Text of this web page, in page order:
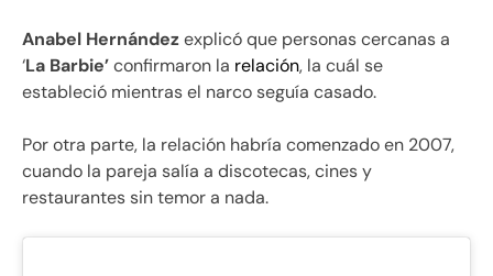
Anabel Hernándezexplicó que personas cercanas a
‘La Barbie’confirmaron la relación, la cuál se
estableció mientras el narco seguía casado.
Por otra parte, la relación habría comenzado en 2007,
cuando la pareja salía a discotecas, cines y
restaurantes sin temor a nada.